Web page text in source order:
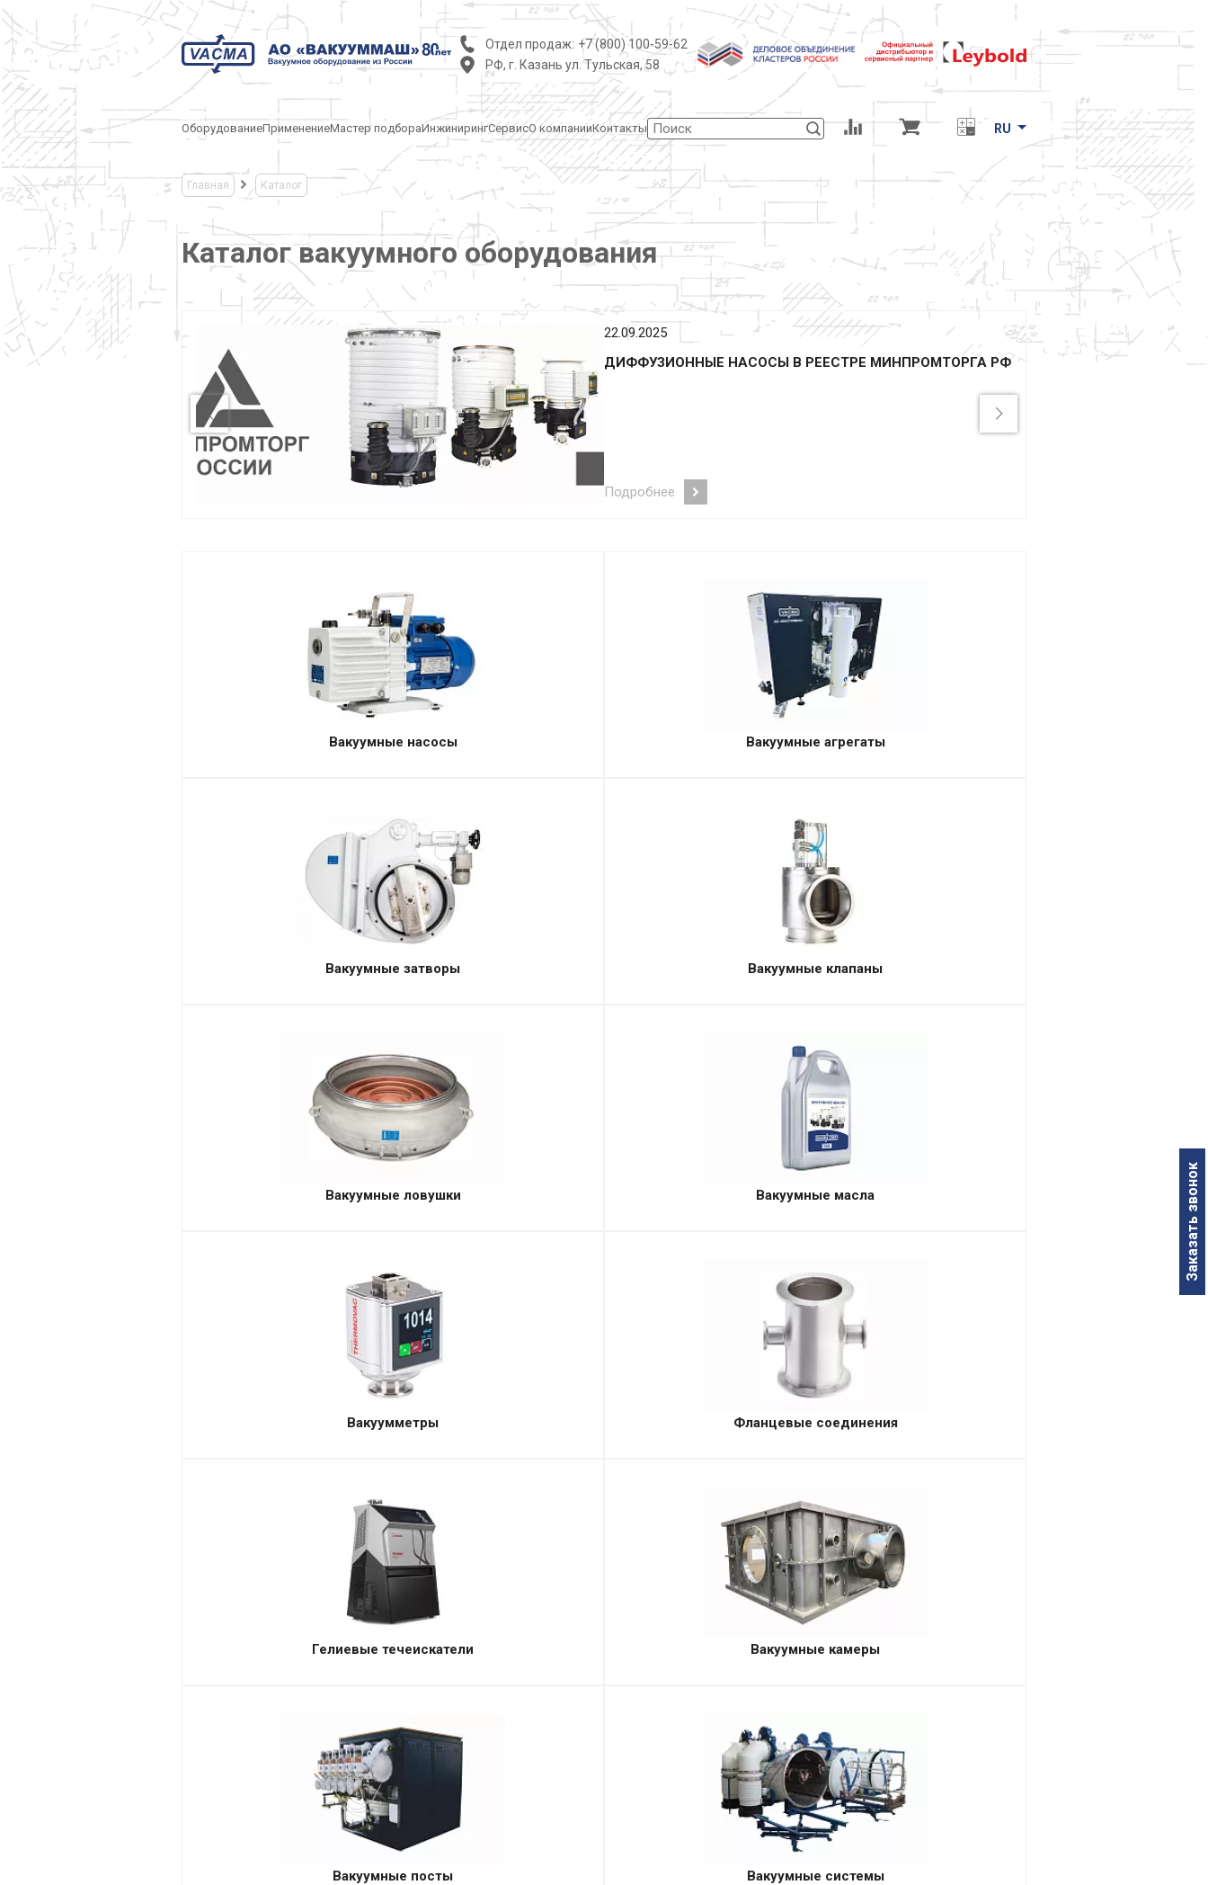
Заказать звонок
Отдел продаж: +7 (800) 100-59-62
РФ, г. Казань ул. Тульская, 58
ОборудованиеПрименениеМастер подбораИнжинирингСервисО компанииКонтакты RU
Главная Каталог
Каталог вакуумного оборудования
ПОСТОВ -
22.09.2025
ДИФФУЗИОННЫЕ НАСОСЫ В РЕЕСТРЕ МИНПРОМТОРГА РФ
Подробнее
Вакуумные насосы Вакуумные агрегаты
Вакуумные затворы Вакуумные клапаны
Вакуумные ловушки Вакуумные масла
Вакуумметры Фланцевые соединения
Гелиевые течеискатели Вакуумные камеры
Вакуумные посты Вакуумные системы